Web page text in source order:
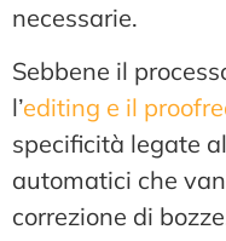
necessarie.
Sebbene il
l’editing e il
specificità legate
automatici che
correzione di